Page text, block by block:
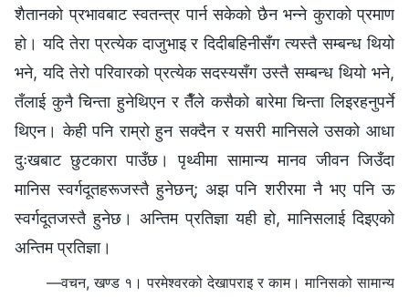
शैतानको प्रभावबाट स्वतन्त्र पार्न सकेको छैन भन्‍ने कुराको प्रमाण
हो। यदि तेरा प्रत्येक दाजुभाइ र दिदीबहिनीसँग त्यस्तै सम्बन्ध थियो
भने, यदि तेरो परिवारको प्रत्येक सदस्यसँग उस्तै सम्बन्ध थियो भने,
तँलाई कुनै चिन्ता हुनेथिएन र तैँले कसैको बारेमा चिन्ता लिइरहनुपर्ने
थिएन। केही पनि राम्रो हुन सक्दैन र यसरी मानिसले उसको आधा
दुःखबाट छुटकारा पाउँछ। पृथ्वीमा सामान्य मानव जीवन जिउँदा
मानिस स्वर्गदूतहरूजस्तै हुनेछन्; अझ पनि शरीरमा नै भए पनि ऊ
स्वर्गदूतजस्तै हुनेछ। अन्तिम प्रतिज्ञा यही हो, मानिसलाई दिइएको
अन्तिम प्रतिज्ञा।
—वचन, खण्ड १। परमेश्‍वरको देखापराइ र काम। मानिसको सामान्य